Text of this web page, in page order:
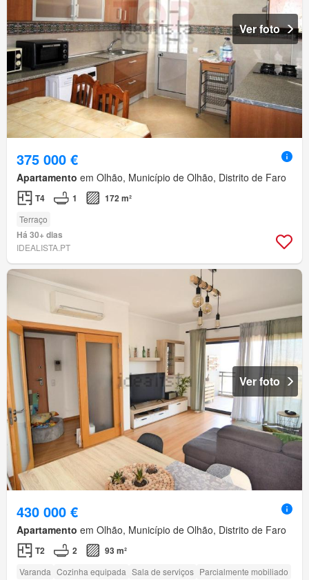
Ver foto
375 000 €
Apartamento em Olhão, Município de Olhão, Distrito de Faro
T4 1 172 m²
Terraço
Há 30+ dias
IDEALISTA.PT
Ver foto
430 000 €
Apartamento em Olhão, Município de Olhão, Distrito de Faro
T2 2 93 m²
Varanda Cozinha equipada Sala de serviços Parcialmente mobiliado